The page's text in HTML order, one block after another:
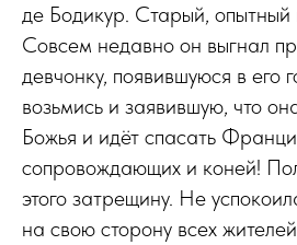
де Бодикур. Старый, опытный
Совсем недавно он выгнал
девчонку, появившуюся в его
возьмись и заявившую, что
Божья и идёт спасать
сопровождающих и коней!
этого затрещину. Не
на свою сторону всех